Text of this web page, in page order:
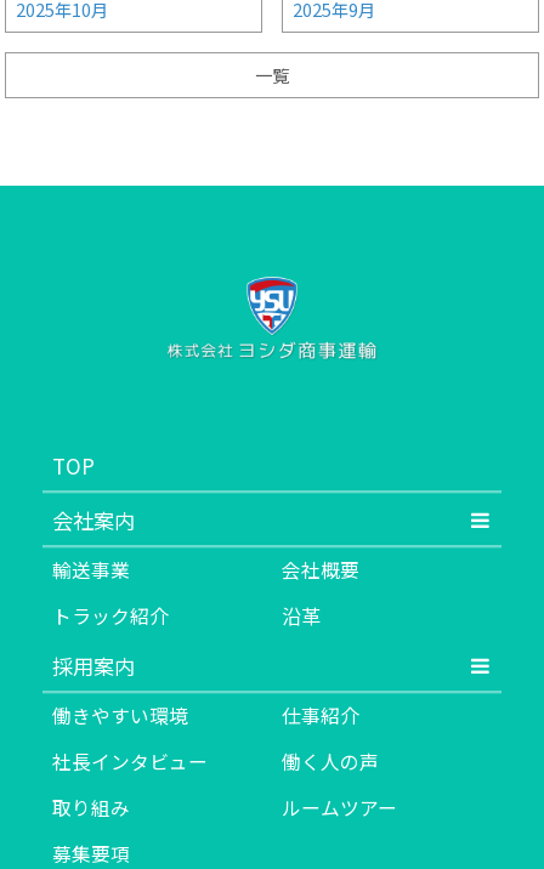
2025年10月 2025年9月
一覧
TOP
会社案内
輸送事業
会社概要
トラック紹介
沿革
採用案内
働きやすい環境
仕事紹介
社長インタビュー
働く人の声
取り組み
ルームツアー
募集要項